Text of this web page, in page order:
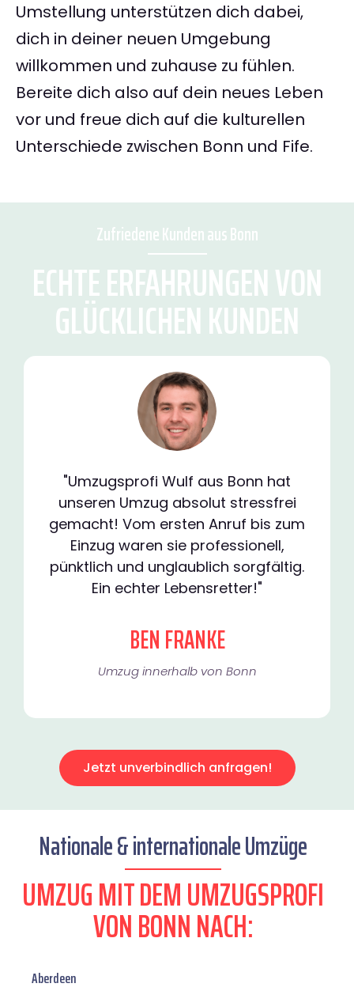
Umstellung unterstützen dich dabei,
dich in deiner neuen Umgebung
willkommen und zuhause zu fühlen.
Bereite dich also auf dein neues Leben
vor und freue dich auf die kulturellen
Unterschiede zwischen Bonn und Fife.
Zufriedene Kunden aus Bonn
ECHTE ERFAHRUNGEN VON
GLÜCKLICHEN KUNDEN
"Umzugsprofi Wulf aus Bonn hat
unseren Umzug absolut stressfrei
gemacht! Vom ersten Anruf bis zum
Einzug waren sie professionell,
pünktlich und unglaublich sorgfältig.
Ein echter Lebensretter!"
BEN FRANKE
Umzug innerhalb von Bonn​
Jetzt unverbindlich anfragen!
Nationale & internationale Umzüge
UMZUG MIT DEM UMZUGSPROFI
VON BONN NACH:
Aberdeen